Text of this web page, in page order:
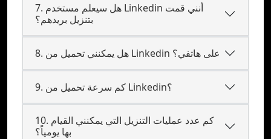
7. هل سيعلم مستخدم Linkedin أنني قمت
بتنزيل بريدهم؟
8. هل يمكنني تحميل من Linkedin على هاتفي؟
9. كم سرعة تحميل من Linkedin؟
10. كم عدد عمليات التنزيل التي يمكنني القيام
بها يومياً؟